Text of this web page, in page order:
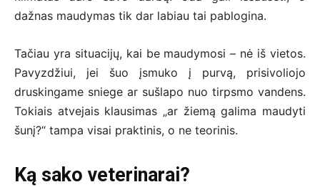
dažnas maudymas tik dar labiau tai pablogina.
Tačiau yra situacijų, kai be maudymosi – nė iš vietos.
Pavyzdžiui, jei šuo įsmuko į purvą, prisivoliojo
druskingame sniege ar sušlapo nuo tirpsmo vandens.
Tokiais atvejais klausimas „ar žiemą galima maudyti
šunį?“ tampa visai praktinis, o ne teorinis.
Ką sako veterinarai?